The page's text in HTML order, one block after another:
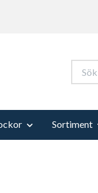
Sortiment